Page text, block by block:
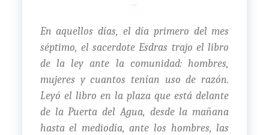
En aquellos días, el día primero del mes
séptimo, el sacerdote Esdras trajo el libro
de la ley ante la comunidad: hombres,
mujeres y cuantos tenían uso de razón.
Leyó el libro en la plaza que está delante
de la Puerta del Agua, desde la mañana
hasta el mediodía, ante los hombres, las